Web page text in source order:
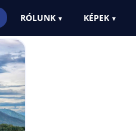
RÓLUNK KÉPEK